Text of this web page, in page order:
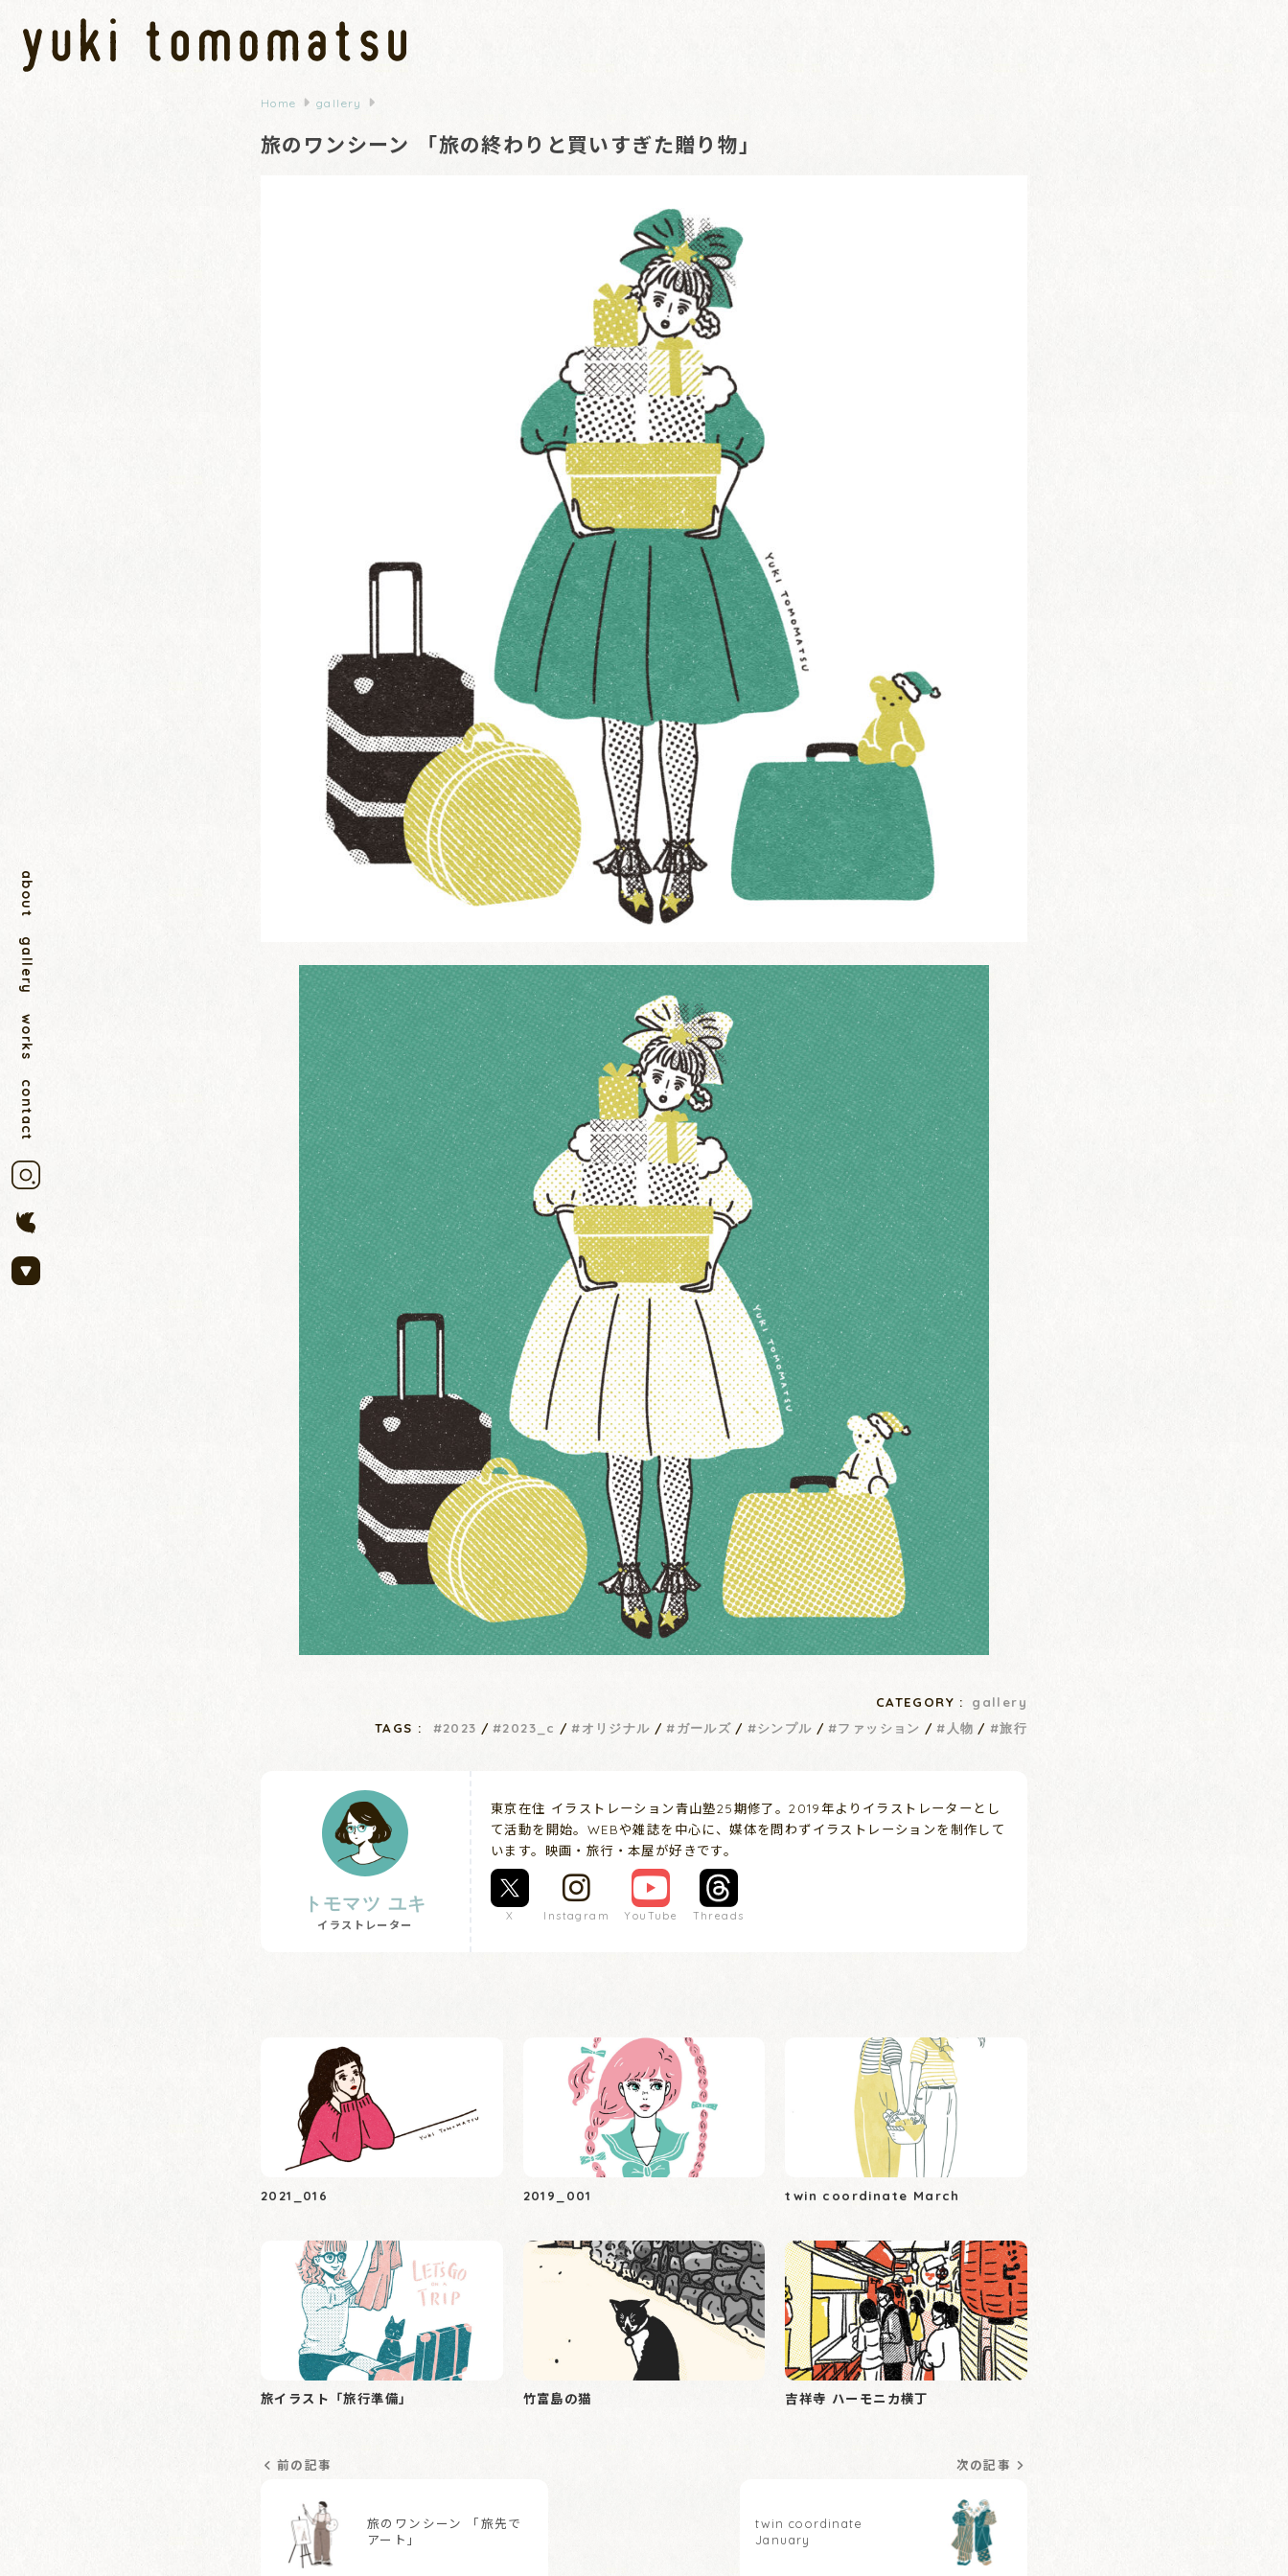
about
gallery
works
contact
Home gallery
旅のワンシーン 「旅の終わりと買いすぎた贈り物」
CATEGORY :
gallery
TAGS :
2023 2023_c オリジナル ガールズ シンプル ファッション 人物 旅行
トモマツ ユキ
イラストレーター
東京在住 イラストレーション青山塾25期修了。2019年よりイラストレーターとし
て活動を開始。WEBや雑誌を中心に、媒体を問わずイラストレーションを制作して
います。映画・旅行・本屋が好きです。
X Instagram YouTube Threads
2021_016 2019_001 twin coordinate March
旅イラスト「旅行準備」 竹富島の猫 吉祥寺 ハーモニカ横丁
前の記事
旅のワンシーン 「旅先で
アート」
次の記事
twin coordinate
January